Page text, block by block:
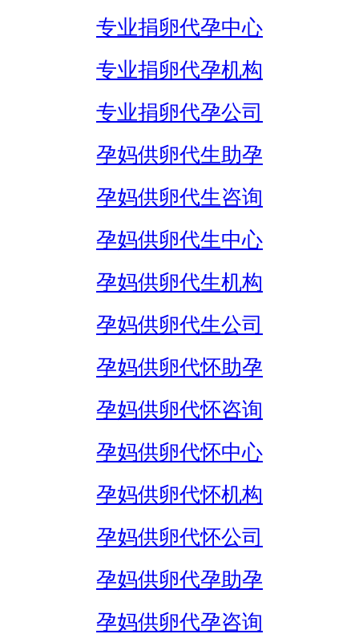
专业捐卵代孕中心
专业捐卵代孕机构
专业捐卵代孕公司
孕妈供卵代生助孕
孕妈供卵代生咨询
孕妈供卵代生中心
孕妈供卵代生机构
孕妈供卵代生公司
孕妈供卵代怀助孕
孕妈供卵代怀咨询
孕妈供卵代怀中心
孕妈供卵代怀机构
孕妈供卵代怀公司
孕妈供卵代孕助孕
孕妈供卵代孕咨询